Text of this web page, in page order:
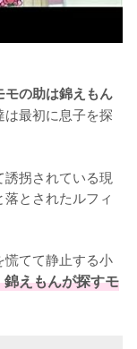
モの助は錦えもん
は最初に息子を探
拐されている現
とされたルフィ
てて静止する小
えもんが探すモ